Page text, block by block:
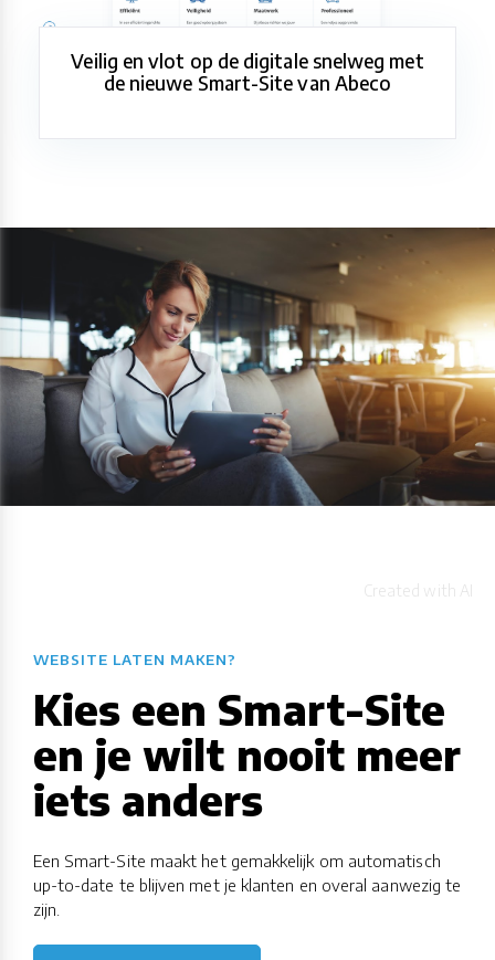
Veilig en vlot op de digitale snelweg met
de nieuwe Smart-Site van Abeco
WEBSITE LATEN MAKEN?
Kies een Smart-Site
en je wilt nooit meer
iets anders
Een Smart-Site maakt het gemakkelijk om automatisch
up-to-date te blijven met je klanten en overal aanwezig te
zijn.